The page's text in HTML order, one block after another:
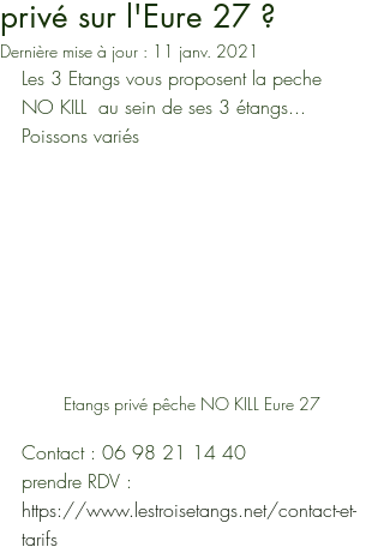
privé sur l'Eure 27 ?
Dernière mise à jour : 11 janv. 2021
Les 3 Etangs vous proposent la peche
NO KILL  au sein de ses 3 étangs...
Poissons variés
Etangs privé pêche NO KILL Eure 27
Contact : 06 98 21 14 40
prendre RDV :
https://www.lestroisetangs.net/contact-et-
tarifs